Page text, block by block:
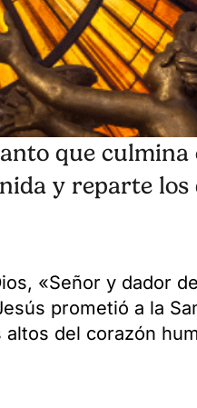
que culmina
y reparte los
«Señor y dador
prometió a la
del corazón